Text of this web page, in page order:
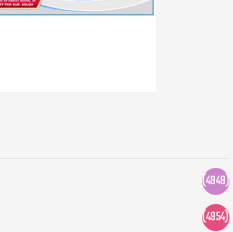
(4949)
(4954)